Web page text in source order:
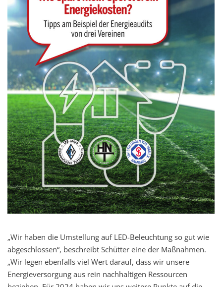
„Wir haben die Umstellung auf LED-Beleuchtung so gut wie
abgeschlossen“, beschreibt Schütter eine der Maßnahmen.
„Wir legen ebenfalls viel Wert darauf, dass wir unsere
Energieversorgung aus rein nachhaltigen Ressourcen